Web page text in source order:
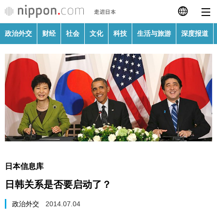
日本語
English
繁體字
Français
Español
政治外交
财经
科技
政治外交 财经 社会 文化 科技 生活与旅游 深度报道
日本信息库
日韩关系是否要启动了？
政治外交 2014.07.04